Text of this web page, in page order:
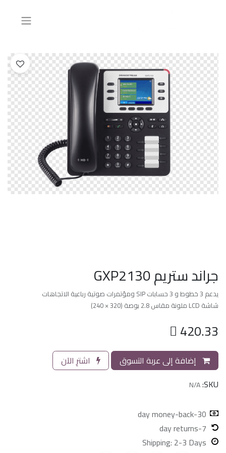
جراند ستريم GXP2130
يدعم 3 خطوط و 3 حسابات SIP ومؤتمرات صوتية رباعية الاتجاهات
شاشة LCD ملونة مقاس 2.8 بوصة (320 × 240)
420.33
إضافة إلى عربة التسوق
اشترِ الآن
SKU:
N/A
30-day money-back
7-day returns
Shipping: 2-3 Days